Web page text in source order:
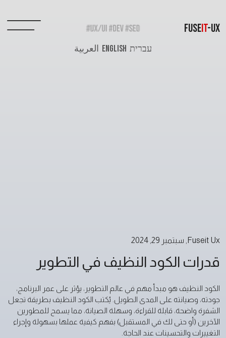
FUSEIT-UX
עברית ENGLISH العربية
Fuseit Ux سبتمبر 29, 2024
قدرات الكود النظيف في التطوير
الكود النظيف هو مبدأ مهم في عالم التطوير، يؤثر على عمر البرنامج،
جودته، وصيانته على المدى الطويل. يُكتب الكود النظيف بطريقة تجعل
الشفرة واضحة، قابلة للقراءة، وسهلة الصيانة، مما يسمح للمطورين
الآخرين (أو حتى لك في المستقبل) بفهم كيفية عملها بسهولة وإجراء
التغييرات والتحسينات عند الحاجة.